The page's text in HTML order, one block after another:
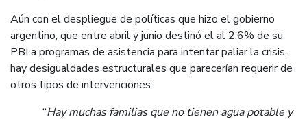
Aún con el despliegue de políticas que hizo el gobierno
argentino, que entre abril y junio destinó el al 2,6% de su
PBI a programas de asistencia para intentar paliar la crisis,
hay desigualdades estructurales que parecerían requerir de
otros tipos de intervenciones:
“Hay muchas familias que no tienen agua potable y